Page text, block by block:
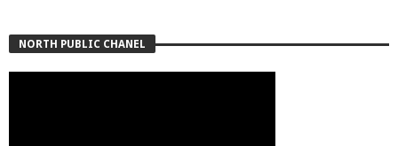
NORTH PUBLIC CHANEL